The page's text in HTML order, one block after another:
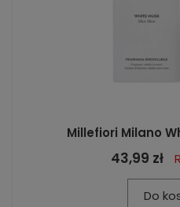
Millefiori Milano
43,99 zł
Do